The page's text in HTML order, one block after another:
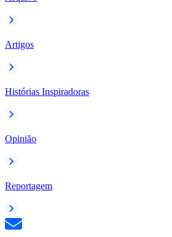
Artigos
Histórias Inspiradoras
Opinião
Reportagem